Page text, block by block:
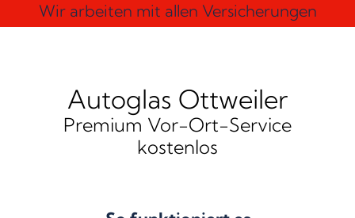
Wir arbeiten mit allen Versicherungen
Autoglas Ottweiler
Premium Vor-Ort-Service
kostenlos